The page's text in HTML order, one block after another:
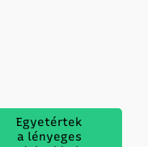
oldalon
gumiabroncsot.
Egyetértek
a lényeges